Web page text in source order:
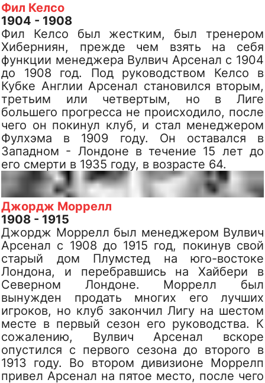
Фил Келсо
1904 - 1908
Фил Келсо был жестким, был тренером
Хиберниян, прежде чем взять на себя
функции менеджера Вулвич Арсенал с 1904
до 1908 год. Под руководством Келсо в
Кубке Англии Арсенал становился вторым,
третьим или четвертым, но в Лиге
большего прогресса не происходило, после
чего он покинул клуб, и стал менеджером
Фулхэма в 1909 году. Он оставался в
Западном - Лондоне в течение 15 лет до
его смерти в 1935 году, в возрасте 64.
Джордж Моррелл
1908 - 1915
Джордж Моррелл был менеджером Вулвич
Арсенал с 1908 до 1915 год, покинув свой
старый дом Плумстед на юго-востоке
Лондона, и перебравшись на Хайбери в
Северном Лондоне. Моррелл был
вынужден продать многих его лучших
игроков, но клуб закончил Лигу на шестом
месте в первый сезон его руководства. К
сожалению, Вулвич Арсенал вскоре
опустился с первого сезона до второго в
1913 году. Во втором дивизионе Моррелп
привел Арсенал на пятое место, после чего